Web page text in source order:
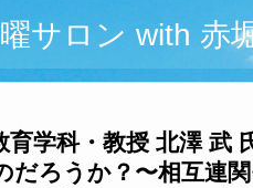
サロン with 赤
育学科・教授 北澤 武
ろうか？〜相互連